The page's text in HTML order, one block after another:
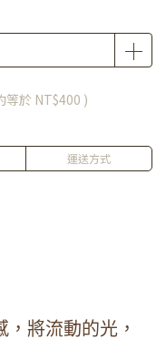
等於 NT$400 )
運送方式
將流動的光，